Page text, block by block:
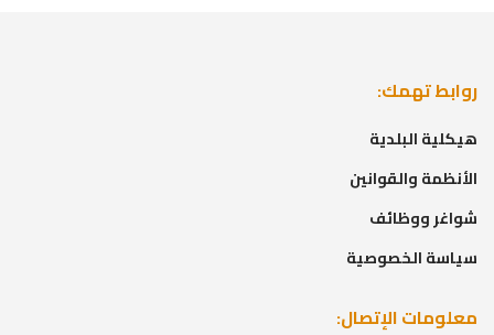
روابط تهمك:
هيكلية البلدية
الأنظمة والقوانين
شواغر ووظائف
سياسة الخصوصية
معلومات الإتصال: